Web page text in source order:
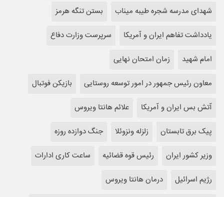
شهدای مدرسه شجره طیبه میناب
زلزله ونزوئلا
بستن تنگه هرمز
یادداشت تفاهم ایران و آمریکا سرپرست وزارت دفاع
امام شهید زمان امتحان نهایی
جنگ دوازده روزه
معاون رئیس جمهور در امور توسعه روستایی
وزیر کشور ایران رئیس قوه قضائیه ساعت کاری ادارات
بازیکن فوتبال
آتش بس ایران و آمریکا
رژیم اسرائیل
علائم هانتا ویروس
درمان هانتا ویروس
پیک برق تابستان